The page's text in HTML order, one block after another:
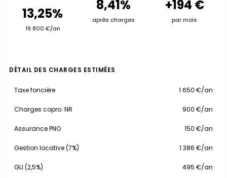
13,25%
19 800 €/an
8,41%
après charges
+194 €
par mois
DÉTAIL DES CHARGES ESTIMÉES
Taxe foncière 1 650 €/an
Charges copro. NR 900 €/an
Assurance PNO 150 €/an
Gestion locative (7%) 1 386 €/an
GLI (2,5%) 495 €/an